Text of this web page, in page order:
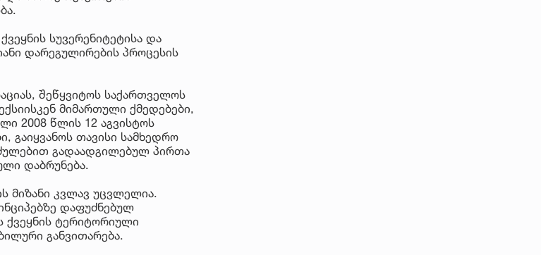
სუვერენიტეტისა და
დარეგულირების პროცესის
შეწყვიტოს საქართველოს
მიმართული ქმედებები,
2008 წლის 12 აგვისტოს
გაიყვანოს თავისი სამხედრო
გადაადგილებულ პირთა
დაბრუნება.
მიზანი კვლავ უცვლელია.
დაფუძნებულ
ქვეყნის ტერიტორიული
განვითარება.